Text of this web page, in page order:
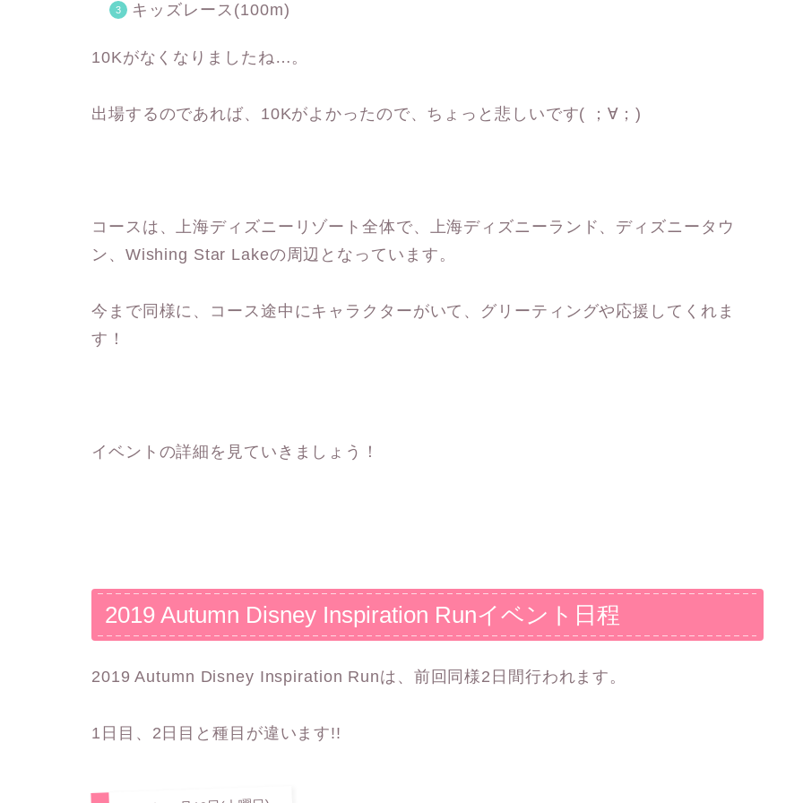
キッズレース(100m)
10Kがなくなりましたね…。
出場するのであれば、10Kがよかったので、ちょっと悲しいです( ；∀；)
コースは、上海ディズニーリゾート全体で、上海ディズニーランド、ディズニータウ
ン、Wishing Star Lakeの周辺となっています。
今まで同様に、コース途中にキャラクターがいて、グリーティングや応援してくれま
す！
イベントの詳細を見ていきましょう！
2019 Autumn Disney Inspiration Runイベント日程
2019 Autumn Disney Inspiration Runは、前回同様2日間行われます。
1日目、2日目と種目が違います!!